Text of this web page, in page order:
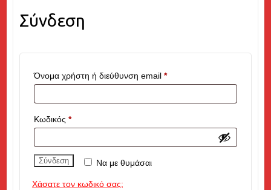
Σύνδεση
Όνομα χρήστη ή διεύθυνση email *Απαιτείται
Κωδικός *Απαιτείται
Να με θυμάσαι
Σύνδεση
Χάσατε τον κωδικό σας;